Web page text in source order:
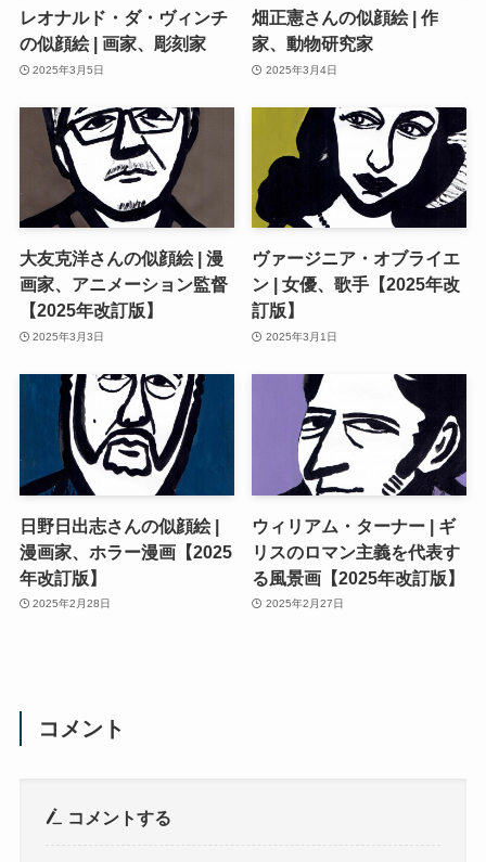
レオナルド・ダ・ヴィンチ
の似顔絵 | 画家、彫刻家
2025年3月5日
畑正憲さんの似顔絵 | 作
家、動物研究家
2025年3月4日
大友克洋さんの似顔絵 | 漫
画家、アニメーション監督
【2025年改訂版】
2025年3月3日
ヴァージニア・オブライエ
ン | 女優、歌手【2025年改
訂版】
2025年3月1日
日野日出志さんの似顔絵 |
漫画家、ホラー漫画【2025
年改訂版】
2025年2月28日
ウィリアム・ターナー | ギ
リスのロマン主義を代表す
る風景画【2025年改訂版】
2025年2月27日
コメント
コメントする